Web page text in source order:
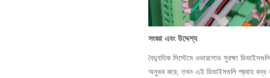
সংজ্ঞা এবং উদ্দেশ্য
বৈদ্যুতিক সিস্টেমে ওভারলোড সুরক্ষা
অনুভব করে, তখন এই ডিভাইসগুলি প্রবাহ বন্ধ